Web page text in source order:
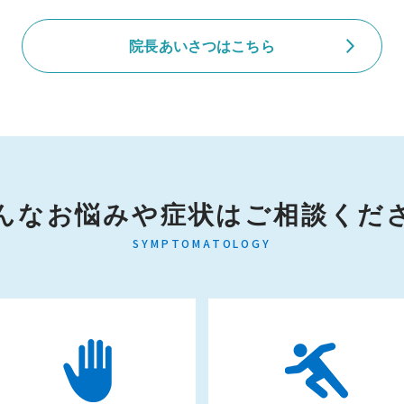
院長あいさつはこちら
なお悩みや症状はご相談くだ
SYMPTOMATOLOGY